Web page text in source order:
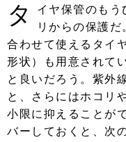
タ
イヤ保管のもう
リからの保護
合わせて使えるタイ
形状）も用意されて
と良いだろう。紫外
と、さらにはホコリ
小限に抑えることが
バーしておくと、次